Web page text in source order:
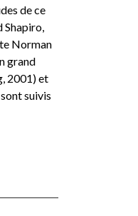
de ce
Shapiro,
Norman
grand
2001) et
suivis